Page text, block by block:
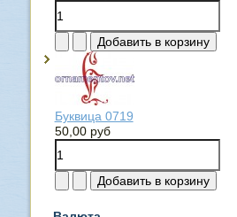
Буквица 0719
50,00 руб